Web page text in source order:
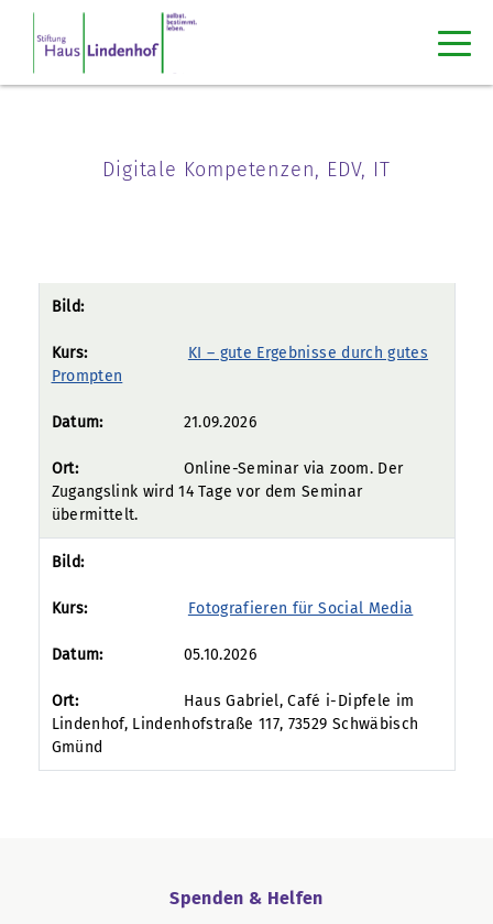
Digitale Kompetenzen, EDV, IT
KI – gute Ergebnisse durch gutes
Prompten
21.09.2026
Online-Seminar via zoom. Der
Zugangslink wird 14 Tage vor dem Seminar
übermittelt.
Fotografieren für Social Media
05.10.2026
Haus Gabriel, Café i-Dipfele im
Lindenhof, Lindenhofstraße 117, 73529 Schwäbisch
Gmünd
Spenden & Helfen